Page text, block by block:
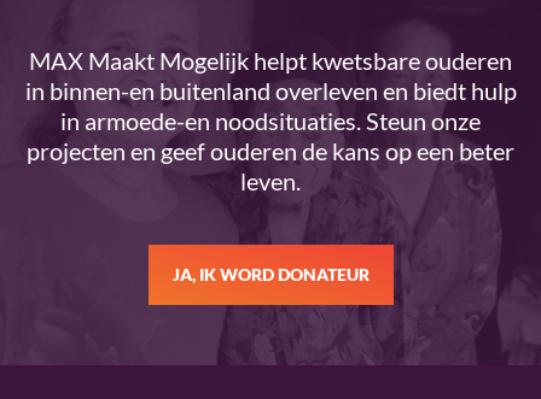
MAX Maakt Mogelijk helpt kwetsbare ouderen
in binnen-en buitenland overleven en biedt hulp
in armoede-en noodsituaties. Steun onze
projecten en geef ouderen de kans op een beter
leven.
JA, IK WORD DONATEUR